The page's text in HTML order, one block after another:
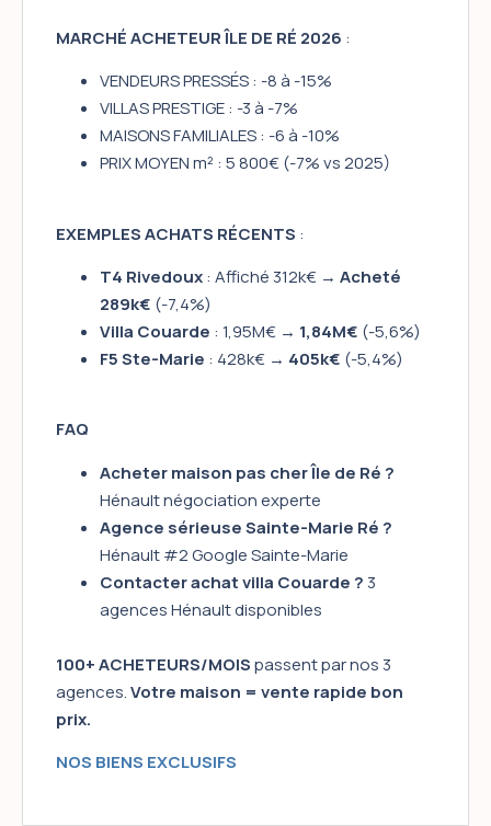
MARCHÉ ACHETEUR ÎLE DE RÉ 2026 :
VENDEURS PRESSÉS : -8 à -15%
VILLAS PRESTIGE : -3 à -7%
MAISONS FAMILIALES : -6 à -10%
PRIX MOYEN m² : 5 800€ (-7% vs 2025)
EXEMPLES ACHATS RÉCENTS :
T4 Rivedoux: Affiché 312k€ → Acheté
289k€ (-7,4%)
Villa Couarde : 1,95M€ → 1,84M€ (-5,6%)
F5 Ste-Marie : 428k€ → 405k€ (-5,4%)
FAQ
Acheter maison pas cher Île de Ré ?
Hénault négociation experte
Agence sérieuse Sainte-Marie Ré ?
Hénault #2 Google Sainte-Marie
Contacter achat villa Couarde ? 3
agences Hénault disponibles
100+ ACHETEURS/MOISpassent par nos 3
agences.Votre maison = vente rapide bon
prix.
NOS BIENS EXCLUSIFS